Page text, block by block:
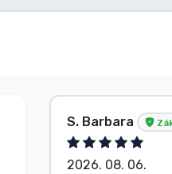
S. Barbara
2026. 08. 06.